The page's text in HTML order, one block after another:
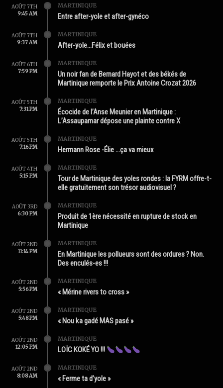
AOÛT 7TH
9:45 AM
MARTINIQUE
Entre after-yole et after-gynéco
AOÛT 7TH
9:37 AM
MARTINIQUE
After-yole…Félix et bouées
AOÛT 6TH
7:59 PM
MARTINIQUE
Un noir fan de Bernard Hayot et des békés de
Martinique remporte le Prix Antoine Crozat 2026
AOÛT 5TH
7:31 PM
MARTINIQUE
Écocide de l’Anse Meunier en Martinique :
L’Assaupamar dépose une plainte contre X
AOÛT 5TH
7:16 PM
MARTINIQUE
Hermann Rose -Élie …ça va mieux
AOÛT 4TH
5:15 PM
MARTINIQUE
Tour de Martinique des yoles rondes : la FYRM offre-t-
elle gratuitement son trésor audiovisuel ?
AOÛT 3RD
6:30 PM
MARTINIQUE
Produit de 1ère nécessité en rupture de stock en
Martinique
AOÛT 2ND
11:14 PM
MARTINIQUE
En Martinique les pollueurs sont des ordures ? Non.
Des enculés-es !!!
AOÛT 2ND
5:56 PM
MARTINIQUE
« Mérine rivers to cross »
AOÛT 2ND
5:48 PM
MARTINIQUE
« Nou ka gadé MAS pasé »
AOÛT 2ND
12:05 PM
MARTINIQUE
LOÏC KOKÉ YO !!!
AOÛT 2ND
8:08 AM
MARTINIQUE
« Ferme ta d’yole »